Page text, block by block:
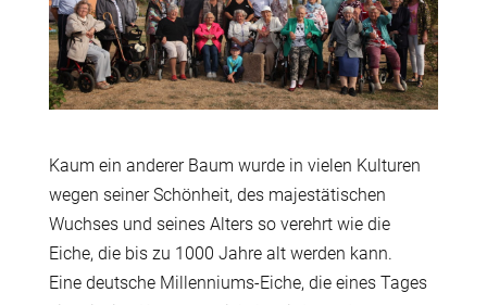
Kaum ein anderer Baum wurde in vielen Kulturen
wegen seiner Schönheit, des majestätischen
Wuchses und seines Alters so verehrt wie die
Eiche, die bis zu 1000 Jahre alt werden kann.
Eine deutsche Millenniums-Eiche, die eines Tages